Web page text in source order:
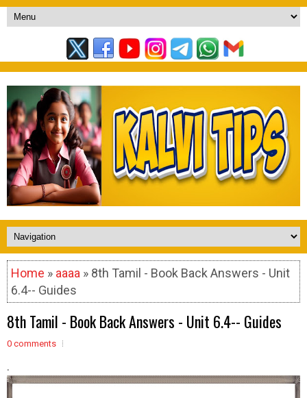
Home » aaaa » 8th Tamil - Book Back Answers - Unit
6.4-- Guides
8th Tamil - Book Back Answers - Unit 6.4-- Guides
0 comments
.